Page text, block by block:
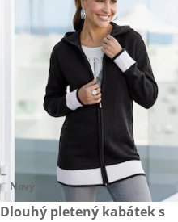
Nový
599,- Kč
Dlouhý pletený kabátek s